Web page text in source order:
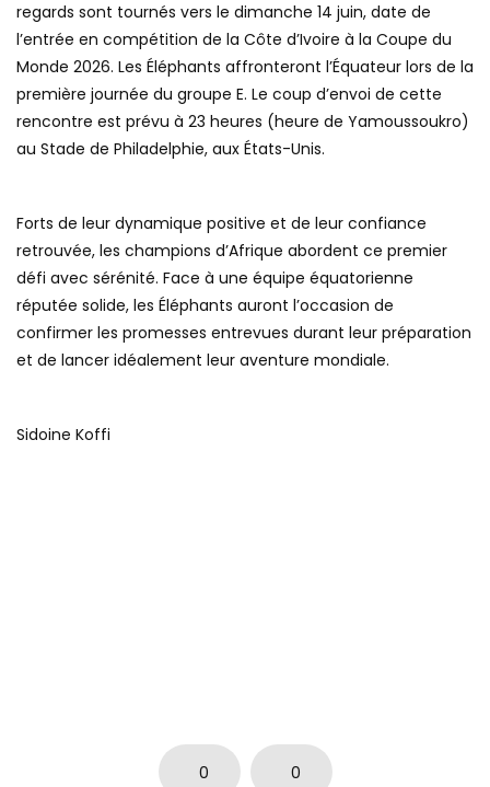
regards sont tournés vers le dimanche 14 juin, date de
l’entrée en compétition de la Côte d’Ivoire à la Coupe du
Monde 2026. Les Éléphants affronteront l’Équateur lors de la
première journée du groupe E. Le coup d’envoi de cette
rencontre est prévu à 23 heures (heure de Yamoussoukro)
au Stade de Philadelphie, aux États-Unis.
Forts de leur dynamique positive et de leur confiance
retrouvée, les champions d’Afrique abordent ce premier
défi avec sérénité. Face à une équipe équatorienne
réputée solide, les Éléphants auront l’occasion de
confirmer les promesses entrevues durant leur préparation
et de lancer idéalement leur aventure mondiale.
Sidoine Koffi
0 0